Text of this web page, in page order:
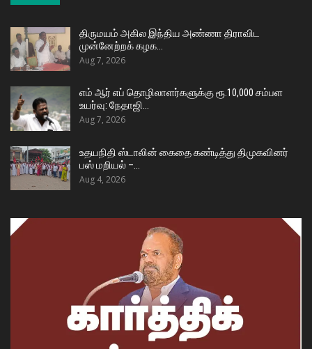
திருமயம் அகில இந்திய அண்ணா திராவிட
முன்னேற்றக் கழக…
Aug 7, 2026
எம் ஆர் எப் தொழிலாளர்களுக்கு ரூ.10,000 சம்பள
உயர்வு: நேதாஜி…
Aug 7, 2026
உதயநிதி ஸ்டாலின் கைதை கண்டித்து திமுகவினர்
பஸ் மறியல் –…
Aug 4, 2026